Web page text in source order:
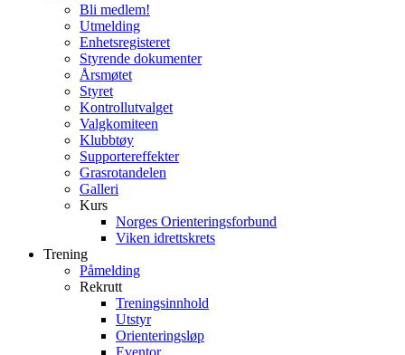
Bli medlem!
Utmelding
Enhetsregisteret
Styrende dokumenter
Årsmøtet
Styret
Kontrollutvalget
Valgkomiteen
Klubbtøy
Supportereffekter
Grasrotandelen
Galleri
Kurs
Norges Orienteringsforbund
Viken idrettskrets
Trening
Påmelding
Rekrutt
Treningsinnhold
Utstyr
Orienteringsløp
Eventor